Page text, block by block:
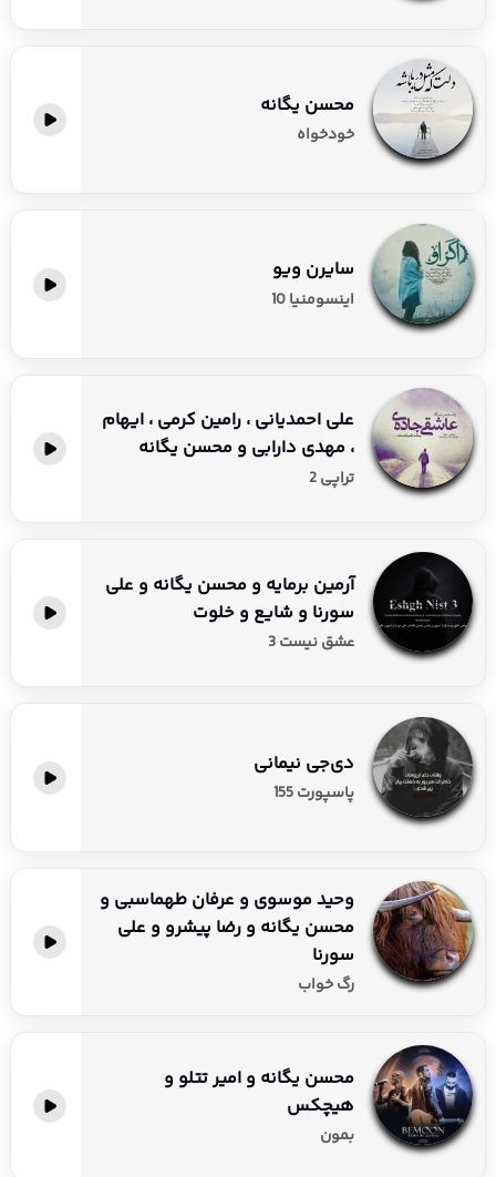
محسن یگانه
خودخواه
سایرن ویو
اینسومنیا 10
علی احمدیانی ، رامین کرمی ، ایهام
، مهدی دارابی و محسن یگانه
تراپی 2
آرمین برمایه و محسن یگانه و علی
سورنا و شایع و خلوت
عشق نیست 3
دی‌جی نیمانی
پاسپورت 155
وحید موسوی و عرفان طهماسبی و
محسن یگانه و رضا پیشرو و علی
سورنا
رگ خواب
محسن یگانه و امیر تتلو و
هیچکس
بمون